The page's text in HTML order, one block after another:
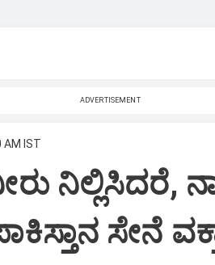
ADVERTISEMENT
AM IST
ನಿಲ್ಲಿಸಿದರೆ,
ಸೇನೆ